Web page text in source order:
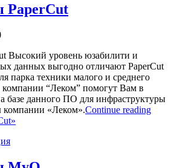
PaperCut
Высокий уровень юзабилити и
данных выгодно отличают PaperCut
парка техники малого и среднего
“Леком” помогут Вам в
базе данного ПО для инфраструктуры
компании «Леком».Continue reading